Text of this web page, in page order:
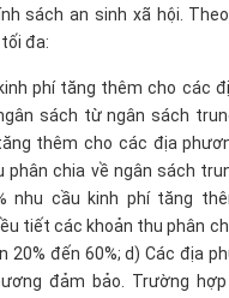
sách an sinh xã hội.
đa:
phí tăng thêm cho các
sách từ ngân sách
thêm cho các địa
phân chia về ngân sách
nhu cầu kinh phí tăng
tiết các khoản thu phân
đến 60%; d) Các địa
đảm bảo. Trường